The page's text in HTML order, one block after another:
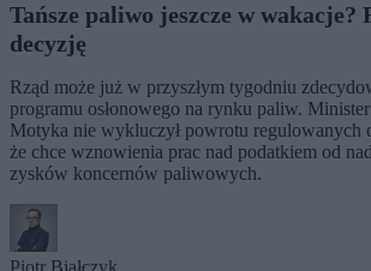
Tańsze paliwo jeszcze w wakacje?
decyzję
Rząd może już w przyszłym tygodniu
programu osłonowego na rynku paliw.
Motyka nie wykluczył powrotu regulowanych
że chce wznowienia prac nad podatkiem od
zysków koncernów paliwowych.